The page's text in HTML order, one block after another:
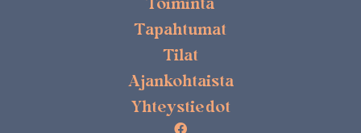
Tapahtumat
Tilat
Ajankohtaista
Yhteystiedot